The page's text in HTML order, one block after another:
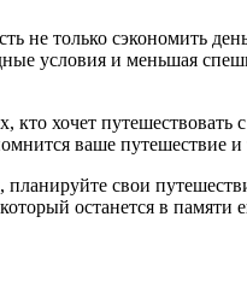
не только сэкономить
и меньшая
хочет
ваше путешествие
свои
останется в памяти